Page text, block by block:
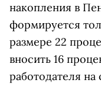
накопления в
формируется
размере 22
вносить 16
работодателя на